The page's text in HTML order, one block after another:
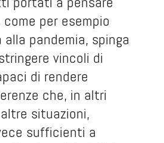
per esempio
pandemia, spinga
vincoli di
di rendere
che, in altri
situazioni,
sufficienti a